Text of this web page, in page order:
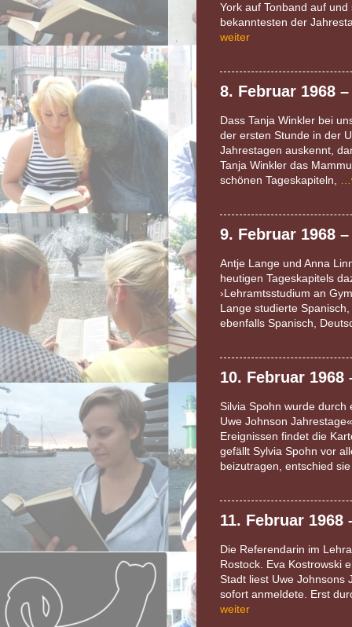
York auf Tonband auf
bekanntesten der
weiter
8. Februar 1968
Dass Tanja Winkler bei
der ersten Stunde in der
Jahrestagen auskennt,
Tanja Winkler das
schönen Tageskapiteln,
9. Februar 1968
Antje Lange und Anna
heutigen Tageskapitels
›Lehramtsstudium an
Lange studierte
ebenfalls Spanisch,
10. Februar
Silvia Spohn wurde durch
Uwe Johnson
Ereignissen findet die
gefällt Sylvia Spohn vor
beizutragen, entschied
11. Februar
Die Referendarin im
Rostock. Eva Kostrowski
Stadt liest Uwe Johnsons
sofort anmeldete. Erst
weiter